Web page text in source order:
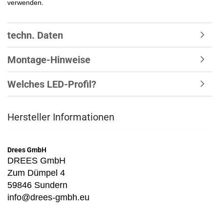
verwenden.
techn. Daten
Montage-Hinweise
Welches LED-Profil?
Hersteller Informationen
Drees GmbH
DREES GmbH
Zum Dümpel 4
59846 Sundern
info@drees-gmbh.eu